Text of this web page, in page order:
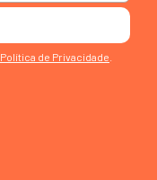
Política de Privacidade